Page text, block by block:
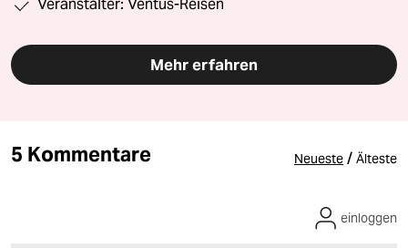
Veranstalter: Ventus-Reisen
Mehr erfahren
5 Kommentare Neueste / Älteste
einloggen